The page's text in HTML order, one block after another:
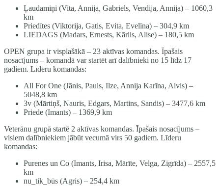
Ļaudamiņi (Vita, Annija, Gabriels, Vendija, Annija) – 1060,3
km
Priedītes (Viktorija, Gatis, Evita, Evelīna) – 304,9 km
LIEDAGS (Madars, Ernests, Kārlis, Alise) – 180,5 km
OPEN grupa ir visplašākā – 23 aktīvas komandas. Īpašais
nosacījums – komandā var startēt arī dalībnieki no 15 līdz 17
gadiem. Līderu komandas:
All For One (Jānis, Pauls, Ilze, Annija Karīna, Aivis) –
5048,8 km
3v (Mārtiņš, Nauris, Edgars, Martins, Sandis) – 3477,6 km
Priede (Imants) – 1369,9 km
Veterānu grupā startē 2 aktīvas komandas. Īpašais nosacījums –
visiem dalībniekiem jābūt vecumā virs 50 gadiem. Līderu
komandas:
Purenes un Co (Imants, Irisa, Mārīte, Velga, Zigrīda) – 2557,5
km
nu_tik_būs (Agris) – 254,4 km